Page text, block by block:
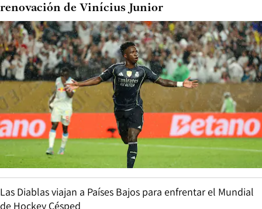
renovación de Vinícius Junior
Las Diablas viajan a Países Bajos para enfrentar el Mundial
de Hockey Césped